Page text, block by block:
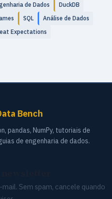
de Dados
DuckDB
SQL
Análise de Dados
Expectations
Bench
pandas, NumPy, tutoriais de
de engenharia de dados.
Sem spam, cancele quando